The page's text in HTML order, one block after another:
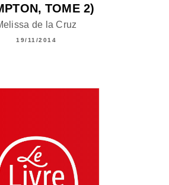
TOME 2)
de la Cruz
19/11/2014